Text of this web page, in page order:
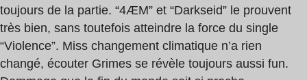
toujours de la partie. “4ÆM” et “Darkseid” le prouvent
très bien, sans toutefois atteindre la force du single
“Violence”. Miss changement climatique n’a rien
changé, écouter Grimes se révèle toujours aussi fun.